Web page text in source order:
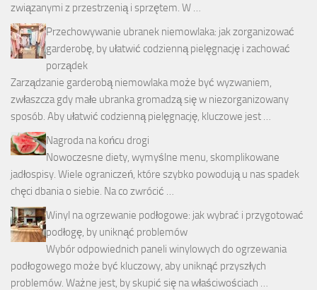
związanymi z przestrzenią i sprzętem. W …
Przechowywanie ubranek niemowlaka: jak zorganizować
garderobę, by ułatwić codzienną pielęgnację i zachować
porządek
Zarządzanie garderobą niemowlaka może być wyzwaniem,
zwłaszcza gdy małe ubranka gromadzą się w niezorganizowany
sposób. Aby ułatwić codzienną pielęgnację, kluczowe jest …
Nagroda na końcu drogi
Nowoczesne diety, wymyślne menu, skomplikowane
jadłospisy. Wiele ograniczeń, które szybko powodują u nas spadek
chęci dbania o siebie. Na co zwrócić …
Winyl na ogrzewanie podłogowe: jak wybrać i przygotować
podłogę, by uniknąć problemów
Wybór odpowiednich paneli winylowych do ogrzewania
podłogowego może być kluczowy, aby uniknąć przyszłych
problemów. Ważne jest, by skupić się na właściwościach …